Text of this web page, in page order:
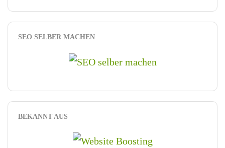
SEO SELBER MACHEN
BEKANNT AUS